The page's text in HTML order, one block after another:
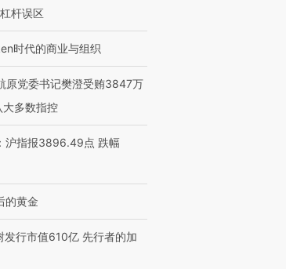
杆误区
时代的商业与组织
原党委书记樊澄受贿3847万
大多数指控
沪指报3896.49点 跌幅
的黄金
发行市值610亿 先行者的加